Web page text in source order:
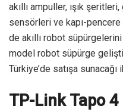
akıllı ampuller, ışık
sensörleri ve kapı-
de akıllı robot
model robot süpürge
Türkiye’de satışa
TP-Link Tapo